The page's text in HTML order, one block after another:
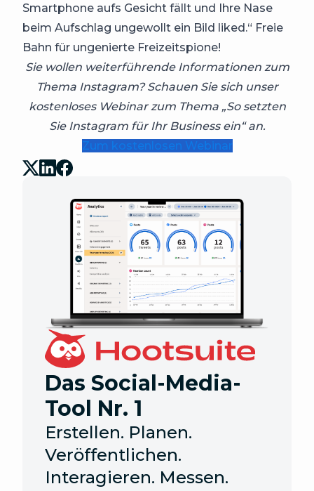
Smartphone aufs Gesicht fällt und Ihre Nase
beim Aufschlag ungewollt ein Bild liked.“ Freie
Bahn für ungenierte Freizeitspione!
Sie wollen weiterführende Informationen zum
Thema Instagram? Schauen Sie sich unser
kostenloses Webinar zum Thema „So setzten
Sie Instagram für Ihr Business ein“ an.
Zum kostenlosen Webinar
Das Social-Media-
Tool Nr. 1
Erstellen. Planen.
Veröffentlichen.
Interagieren. Messen.